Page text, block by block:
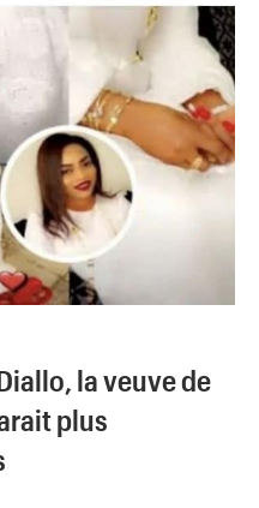
la veuve de
plus